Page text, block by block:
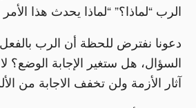
الرب “لماذا؟” “لماذا يحدث هذا
دعونا نفترض للحظة أن الرب
السؤال، هل ستغير الإجابة الوضع؟
آثار الأزمة ولن تخفف الاجابة من